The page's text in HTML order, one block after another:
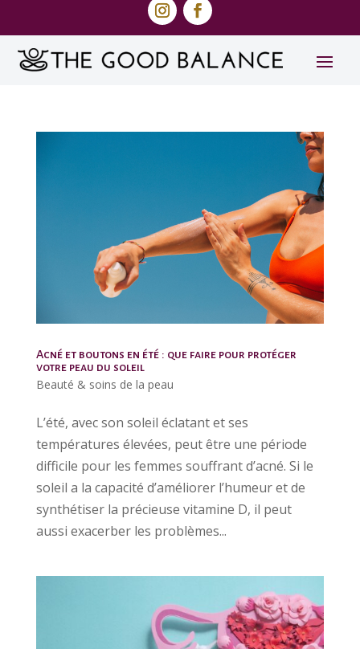
Acné et boutons en été : que faire pour protéger
votre peau du soleil
Beauté & soins de la peau
L’été, avec son soleil éclatant et ses
températures élevées, peut être une période
difficile pour les femmes souffrant d’acné. Si le
soleil a la capacité d’améliorer l’humeur et de
synthétiser la précieuse vitamine D, il peut
aussi exacerber les problèmes...